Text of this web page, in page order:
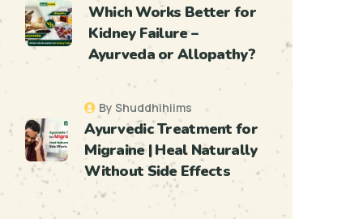
Which Works Better for
Kidney Failure –
Ayurveda or Allopathy?
By Shuddhihiims
Ayurvedic Treatment for
Migraine | Heal Naturally
Without Side Effects